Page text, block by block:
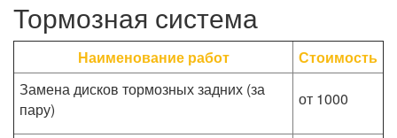
Тормозная система
Наименование работ
Стоимость
Замена дисков тормозных задних (за
пару)
от 1000